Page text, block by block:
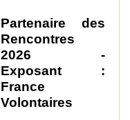
Partenaire des
Rencontres
2026 -
Exposant :
France
Volontaires